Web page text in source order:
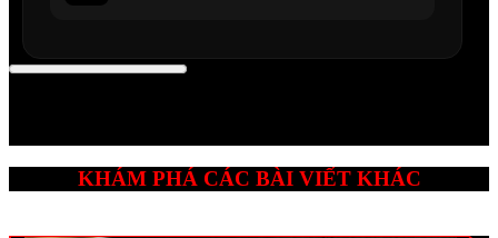
KHÁM PHÁ CÁC BÀI VIẾT KHÁC